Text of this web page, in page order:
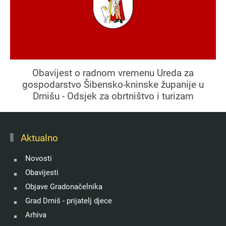
Obavijest o radnom vremenu Ureda za
gospodarstvo Šibensko-kninske županije u
Drnišu - Odsjek za obrtništvo i turizam
Aktualno
Novosti
Obavijesti
Objave Gradonačelnika
Grad Drniš - prijatelj djece
Arhiva